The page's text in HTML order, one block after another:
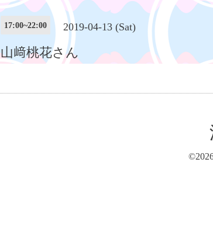
17:00~22:00 2019-04-13 (Sat)
山﨑桃花さん